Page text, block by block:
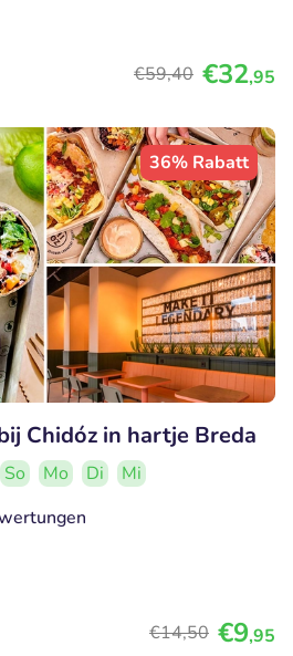
€59,40 €32,95
36% Rabatt
Chidóz in hartje Breda
So Mo Di
Mi
€14,50 €9,95